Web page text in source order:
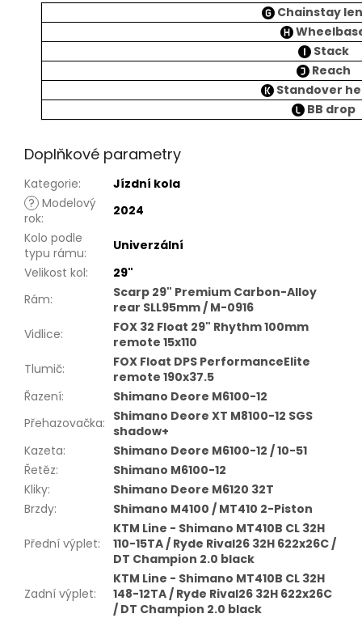
Chainstay
Stack
Reach
Standover
BB drop
Doplňkové parametry
Kategorie:
Jízdní kola
? Modelový
rok:
2024
Kolo podle
typu rámu:
Univerzální
Velikost kol:
29"
Rám:
Scarp 29" Premium Carbon-Alloy
rear SLL95mm / M-0916
Vidlice:
FOX 32 Float 29" Rhythm 100mm
remote 15x110
Tlumič:
FOX Float DPS PerformanceElite
remote 190x37.5
Řazení:
Shimano Deore M6100-12
Přehazovačka: Shimano Deore XT M8100-12 SGS
shadow+
Kazeta:
Shimano Deore M6100-12 / 10-51
Řetěz:
Shimano M6100-12
Kliky:
Shimano Deore M6120 32T
Brzdy: Shimano M4100 / MT410 2-Piston
Přední výplet:
KTM Line - Shimano MT410B CL 32H
110-15TA / Ryde Rival26 32H 622x26C /
DT Champion 2.0 black
Zadní výplet:
KTM Line - Shimano MT410B CL 32H
148-12TA / Ryde Rival26 32H 622x26C
/ DT Champion 2.0 black